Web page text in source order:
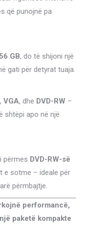
që punojnë pa
GB, do të shijoni një
gati për detyrat tuaja.
, VGA, dhe DVD-RW –
shtëpi apo në një
përmes DVD-RW-së
e sotme – ideale për
përmbajtje.
performancë,
paketë kompakte